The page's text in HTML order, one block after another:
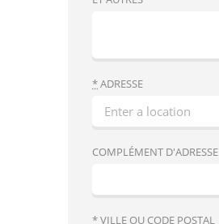
*ADRESSE
COMPLÉMENT D'ADRESSE
*VILLE OU CODE POSTAL